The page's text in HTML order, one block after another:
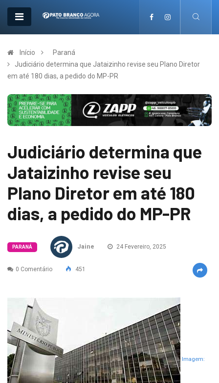
Início
Paraná
Judiciário determina que Jataizinho revise seu Plano Diretor
em até 180 dias, a pedido do MP-PR
Judiciário determina que
Jataizinho revise seu
Plano Diretor em até 180
dias, a pedido do MP-PR
PARANÁ Jaine 24 Fevereiro, 2025
0 Comentário 451
Imagem: